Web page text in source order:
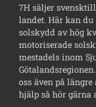
7H säljer
landet. Här kan
solskydd av hög
motoriserade
mestadels inom
oss även på
hjälp så hör gärna